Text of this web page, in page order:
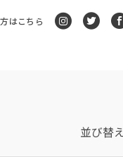
はこちら
並び替え